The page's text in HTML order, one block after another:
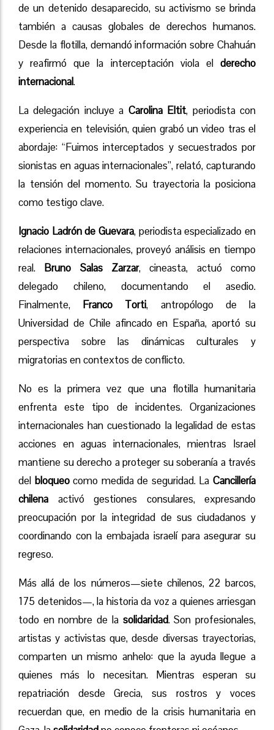
de un detenido desaparecido, su activismo se brinda
también a causas globales de derechos humanos.
Desde la flotilla, demandó información sobre Chahuán
y reafirmó que la interceptación viola el derecho
internacional.
La delegación incluye a Carolina Eltit, periodista con
experiencia en televisión, quien grabó un video tras el
abordaje: “Fuimos interceptados y secuestrados por
sionistas en aguas internacionales”, relató, capturando
la tensión del momento. Su trayectoria la posiciona
como testigo clave.
Ignacio Ladrón de Guevara, periodista especializado en
relaciones internacionales, proveyó análisis en tiempo
real. Bruno Salas Zarzar, cineasta, actuó como
delegado chileno, documentando el asedio.
Finalmente, Franco Torti, antropólogo de la
Universidad de Chile afincado en España, aportó su
perspectiva sobre las dinámicas culturales y
migratorias en contextos de conflicto.
No es la primera vez que una flotilla humanitaria
enfrenta este tipo de incidentes. Organizaciones
internacionales han cuestionado la legalidad de estas
acciones en aguas internacionales, mientras Israel
mantiene su derecho a proteger su soberanía a través
del bloqueocomo medida de seguridad. LaCancillería
chilena activó gestiones consulares, expresando
preocupación por la integridad de sus ciudadanos y
coordinando con la embajada israelí para asegurar su
regreso.
Más allá de los números—siete chilenos, 22 barcos,
175 detenidos—, la historia da voz a quienes arriesgan
todo en nombre de la solidaridad. Son profesionales,
artistas y activistas que, desde diversas trayectorias,
comparten un mismo anhelo: que la ayuda llegue a
quienes más lo necesitan. Mientras esperan su
repatriación desde Grecia, sus rostros y voces
recuerdan que, en medio de la crisis humanitaria en